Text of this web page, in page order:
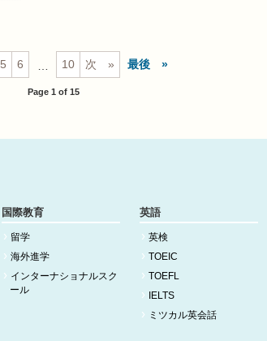
5 6 10 次 最後
Page 1 of 15
国際教育
留学
海外進学
インターナショナルスク
ール
英語
英検
TOEIC
TOEFL
IELTS
ミツカル英会話